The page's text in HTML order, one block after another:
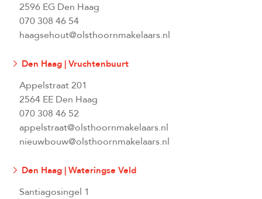
2596 EG Den Haag
070 308 46 54
haagsehout@olsthoornmakelaars.nl
Den Haag | Vruchtenbuurt
Appelstraat 201
2564 EE Den Haag
070 308 46 52
appelstraat@olsthoornmakelaars.nl
nieuwbouw@olsthoornmakelaars.nl
Den Haag | Wateringse Veld
Santiagosingel 1